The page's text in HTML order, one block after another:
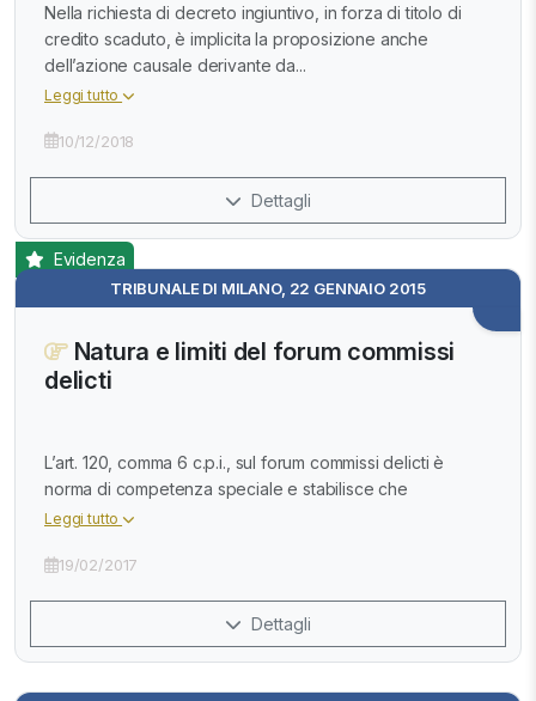
Nella richiesta di decreto ingiuntivo, in forza di titolo di
credito scaduto, è implicita la proposizione anche
dell’azione causale derivante da...
Leggi tutto
10/12/2018
Dettagli
TRIBUNALE DI MILANO, 22 GENNAIO 2015
Evidenza
Natura e limiti del forum commissi
delicti
L’art. 120, comma 6 c.p.i., sul forum commissi delicti è
norma di competenza speciale e stabilisce che
Leggi tutto
19/02/2017
Dettagli